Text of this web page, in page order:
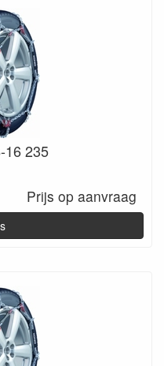
16 235
Prijs op aanvraag